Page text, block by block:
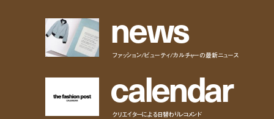
news
ファッション/ビューティ/カルチャーの最新ニュース
calendar
クリエイターによる日替わりレコメンド